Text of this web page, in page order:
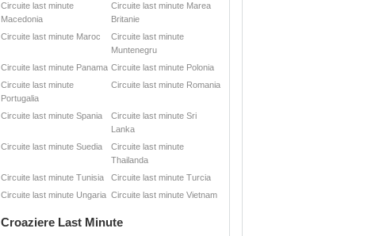
Circuite last minute
Macedonia
Circuite last minute Marea
Britanie
Circuite last minute Maroc
Circuite last minute
Muntenegru
Circuite last minute Panama Circuite last minute Polonia
Circuite last minute
Portugalia
Circuite last minute Romania
Circuite last minute Spania
Circuite last minute Sri
Lanka
Circuite last minute Suedia
Circuite last minute
Thailanda
Circuite last minute Tunisia
Circuite last minute Turcia
Circuite last minute Ungaria Circuite last minute Vietnam
Croaziere Last Minute